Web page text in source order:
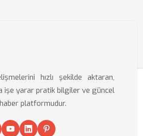
hızlı şekilde aktaran,
işe yarar pratik bilgiler ve güncel
platformudur.